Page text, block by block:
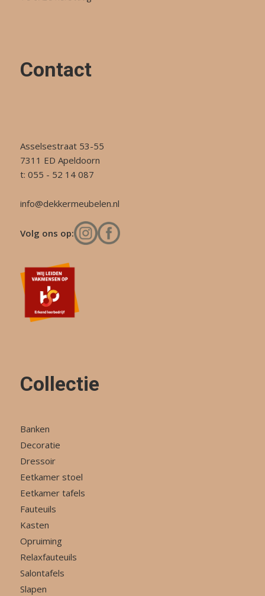
Contact
Asselsestraat 53-55
7311 ED Apeldoorn
t: 055 - 52 14 087
info@dekkermeubelen.nl
Volg ons op:
Collectie
Banken
Decoratie
Dressoir
Eetkamer stoel
Eetkamer tafels
Fauteuils
Kasten
Opruiming
Relaxfauteuils
Salontafels
Slapen